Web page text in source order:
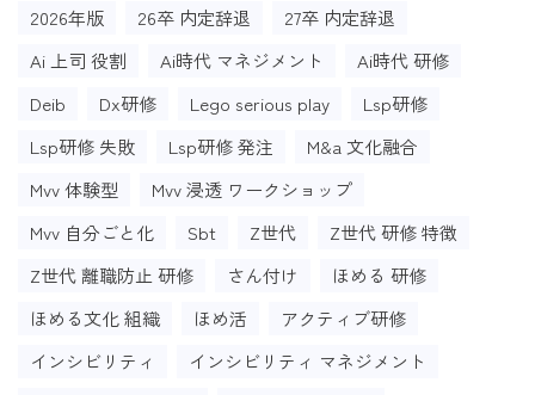
2026年版
26卒 内定辞退
27卒 内定辞退
Ai 上司 役割
Ai時代 マネジメント
Ai時代 研修
Deib
Dx研修 Lego serious play
Lsp研修
Lsp研修 失敗
Lsp研修 発注
M&a 文化融合
Mvv 体験型
Mvv 浸透 ワークショップ
Mvv 自分ごと化
Sbt Z世代
Z世代 研修 特徴
Z世代 離職防止 研修
さん付け
ほめる 研修
ほめる文化 組織
ほめ活
アクティブ研修
インシビリティ
インシビリティ マネジメント